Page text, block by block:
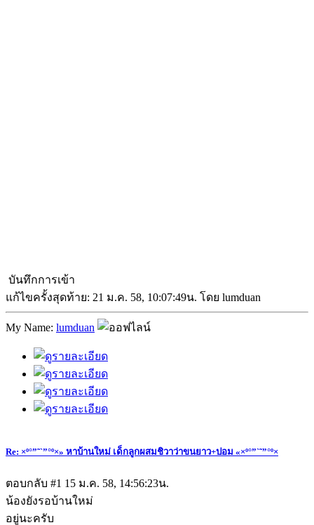
บันทึกการเข้า
แก้ไขครั้งสุดท้าย: 21 ม.ค. 58, 10:07:49น. โดย lumduan
My Name: lumduan
Re: ×º°”˜`”°º×» หาบ้านใหม่ เด็กลูกผสมชิวาว่าขนยาว+ปอม «×º°”`˜”°º×
ตอบกลับ #1 15 ม.ค. 58, 14:56:23น.
น้องยังรอบ้านใหม่
อยู่นะครับ